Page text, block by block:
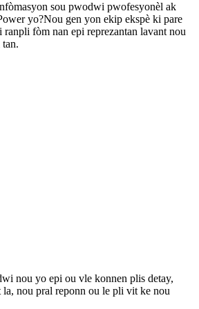
sou pwodwi pwofesyonèl ak
yo?Nou gen yon ekip ekspè ki pare
fòm nan epi reprezantan lavant nou
nou yo epi ou vle konnen plis detay,
nou pral reponn ou le pli vit ke nou